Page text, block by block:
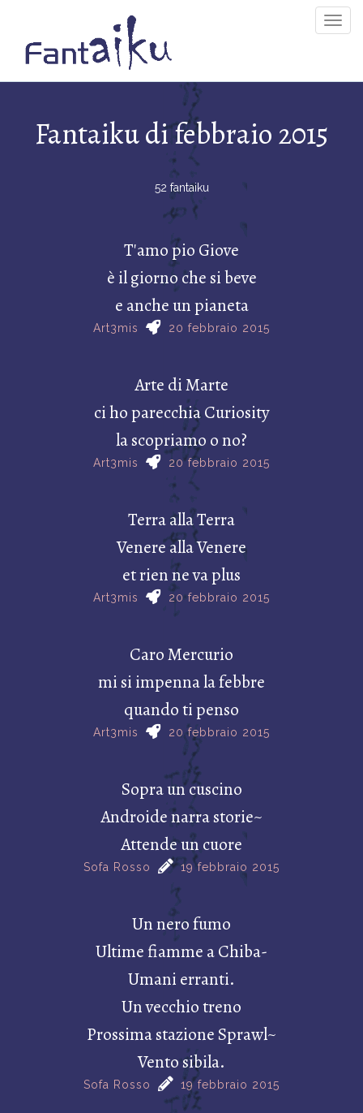
Fantaiku di febbraio 2015
52 fantaiku
T'amo pio Giove
è il giorno che si beve
e anche un pianeta
Art3mis 20 febbraio 2015
Arte di Marte
ci ho parecchia Curiosity
la scopriamo o no?
Art3mis 20 febbraio 2015
Terra alla Terra
Venere alla Venere
et rien ne va plus
Art3mis 20 febbraio 2015
Caro Mercurio
mi si impenna la febbre
quando ti penso
Art3mis 20 febbraio 2015
Sopra un cuscino
Androide narra storie~
Attende un cuore
Sofa Rosso 19 febbraio 2015
Un nero fumo
Ultime fiamme a Chiba-
Umani erranti.
Un vecchio treno
Prossima stazione Sprawl~
Vento sibila.
Sofa Rosso 19 febbraio 2015